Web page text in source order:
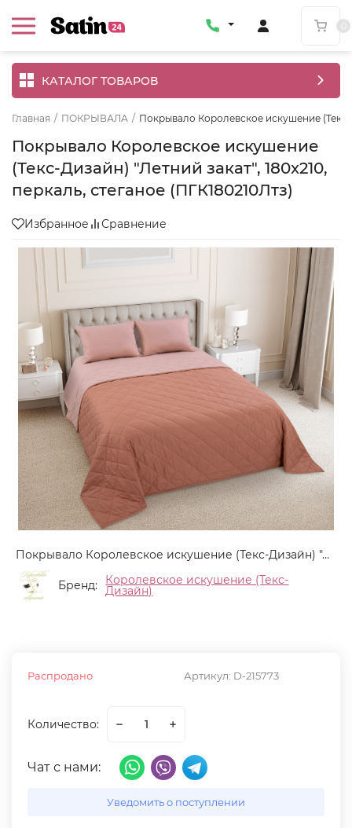
КАТАЛОГ ТОВАРОВ
Главная / ПОКРЫВАЛА / Покрывало Королевское искушение (Текс-
Покрывало Королевское искушение
(Текс-Дизайн) "Летний закат", 180x210,
перкаль, стеганое (ПГК180210Лтз)
Избранное Сравнение
Покрывало Королевское искушение (Текс-Дизайн) "Летний закат", 180x210, перкаль, стеганое (ПГК180210Лтз)
Бренд: Королевское искушение (Текс-
Дизайн)
Артикул: D-215773
Распродано
Количество:
Чат с нами:
Уведомить о поступлении